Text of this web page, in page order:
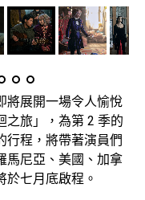
將展開一場令人愉悅
之旅」，為第 2 季的
行程，將帶著演員們
馬尼亞、美國、加拿
於七月底啟程。